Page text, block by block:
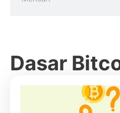
Dasar